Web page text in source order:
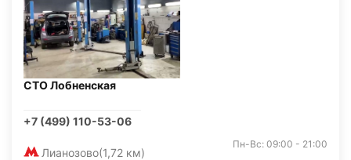
СТО Лобненская
+7 (499) 110-53-06
Лианозово(1,72 км)
Пн-Вс: 09:00 - 21:00